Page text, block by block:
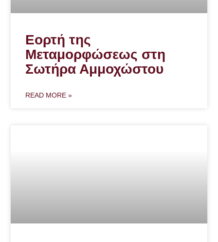
Εορτή της
Μεταμορφώσεως στη
Σωτήρα Αμμοχώστου
READ MORE »